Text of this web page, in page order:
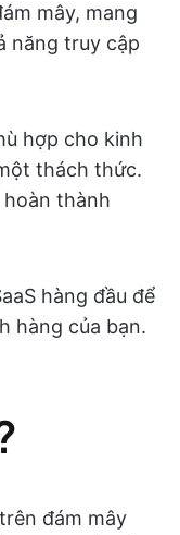
mây, mang
năng truy cập
hợp cho kinh
thách thức.
thành
hàng đầu để
hàng của bạn.
đám mây